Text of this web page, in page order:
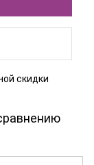
скидки